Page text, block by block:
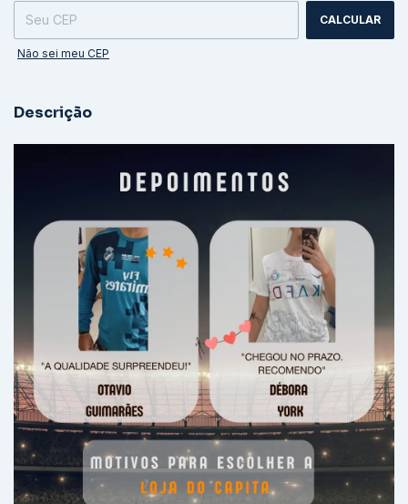
CALCULAR
Não sei meu CEP
Descrição